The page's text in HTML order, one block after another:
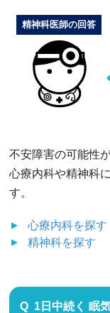
精神科医師の回答
不安障害の可能性
心療内科や精神科
す。
心療内科を探す
精神科を探す
1日中続く 眠